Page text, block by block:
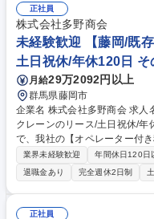
行う呼出ランプの保守メンテ
ンスは設備機器内だけで、建
みにとどまらず、顧客への提案活
【秋葉原/保守】遊技機システ
正社員
株式会社多野商会
未経験歓迎 【藤岡/既
土日祝休/年休120日 そ
月給29万2092円以上
群馬県藤岡市
企業名 株式会社多野商会 求人名 ★未経験歓迎★【藤岡/既存営業】移動式
クレーンのリース/土日祝休/年休120日 仕事の内容 工事
で、我社の【オペレーター付
提案します。（県外の大手同業他
建設会社や設備会社、大手鉄
存のお客様を周りながら関係
問い合わせがあり見積もり等
きます。 割合：既存9、新規1
業界未経験歓迎 年間休日120日
退職金あり
完全週休2日制
正社員